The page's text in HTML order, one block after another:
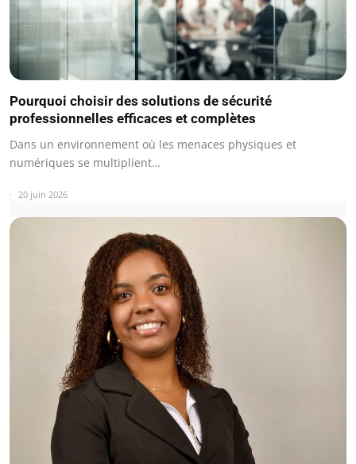
Pourquoi choisir des solutions de sécurité
professionnelles efficaces et complètes
Dans un environnement où les menaces physiques et
numériques se multiplient…
20 juin 2026